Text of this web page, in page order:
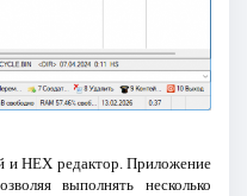
и HEX редактор. Приложение
выполнять несколько